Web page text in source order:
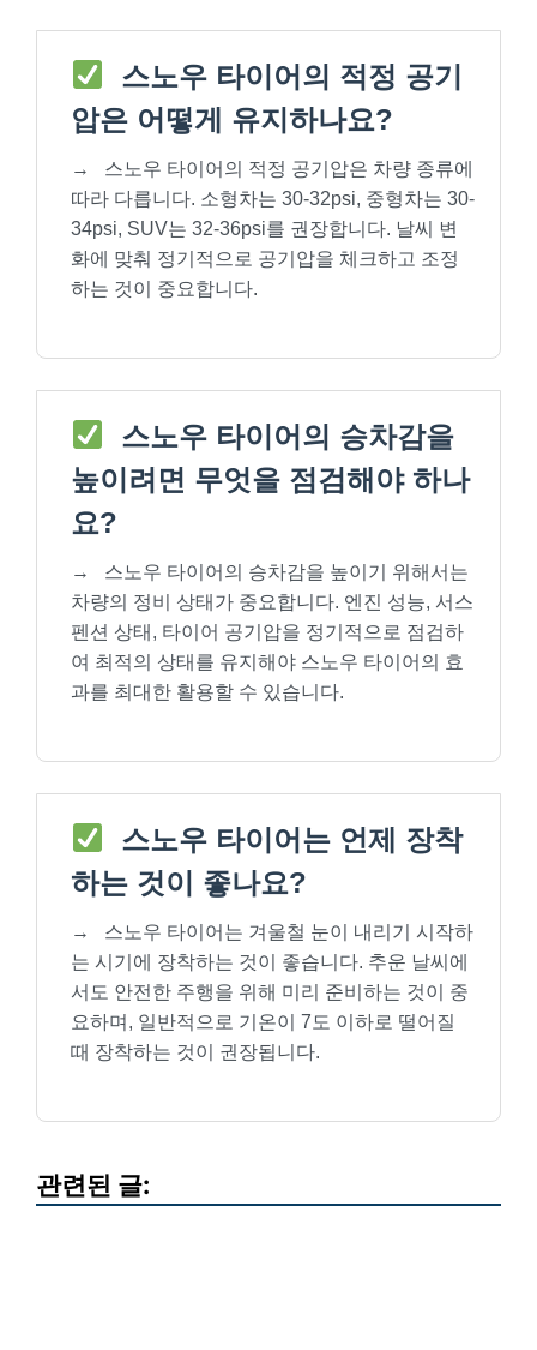
스노우 타이어의 적정 공기
압은 어떻게 유지하나요?
→
스노우 타이어의 적정 공기압은 차량 종류에
따라 다릅니다. 소형차는 30-32psi, 중형차는 30-
34psi, SUV는 32-36psi를 권장합니다. 날씨 변
화에 맞춰 정기적으로 공기압을 체크하고 조정
하는 것이 중요합니다.
스노우 타이어의 승차감을
높이려면 무엇을 점검해야 하나
요?
→
스노우 타이어의 승차감을 높이기 위해서는
차량의 정비 상태가 중요합니다. 엔진 성능, 서스
펜션 상태, 타이어 공기압을 정기적으로 점검하
여 최적의 상태를 유지해야 스노우 타이어의 효
과를 최대한 활용할 수 있습니다.
스노우 타이어는 언제 장착
하는 것이 좋나요?
→
스노우 타이어는 겨울철 눈이 내리기 시작하
는 시기에 장착하는 것이 좋습니다. 추운 날씨에
서도 안전한 주행을 위해 미리 준비하는 것이 중
요하며, 일반적으로 기온이 7도 이하로 떨어질
때 장착하는 것이 권장됩니다.
관련된 글: